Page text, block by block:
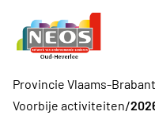
Provincie Vlaams-Brabant
Voorbije activiteiten/